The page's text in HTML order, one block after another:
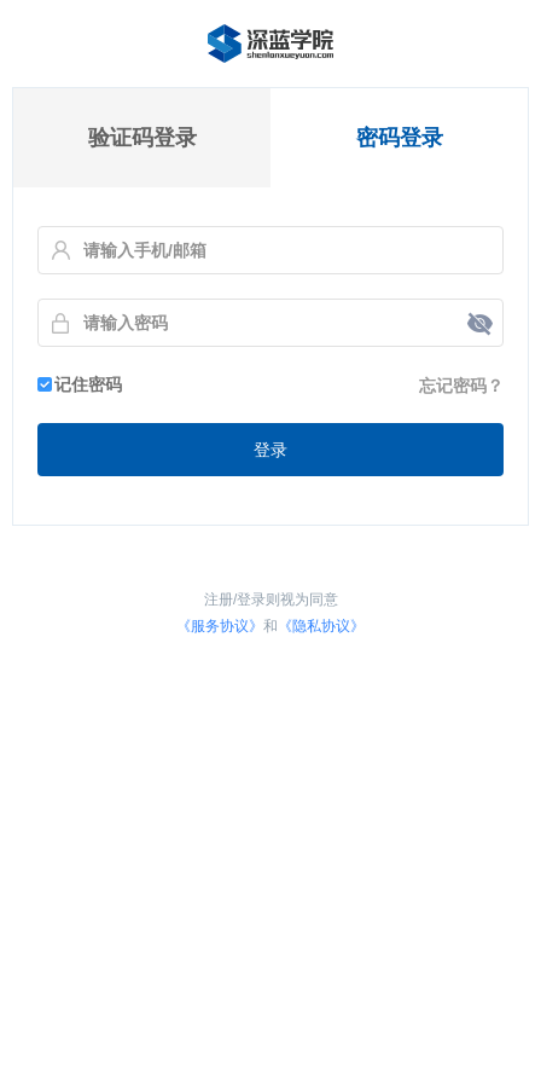
验证码登录 密码登录
忘记密码？
记住密码
登录
注册/登录则视为同意
《服务协议》 和 《隐私协议》